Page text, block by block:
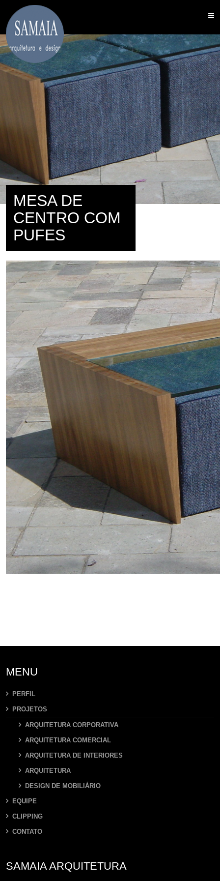
MESA DE
CENTRO COM
PUFES
MENU
PERFIL
PROJETOS
ARQUITETURA CORPORATIVA
ARQUITETURA COMERCIAL
ARQUITETURA DE INTERIORES
ARQUITETURA
DESIGN DE MOBILIÁRIO
EQUIPE
CLIPPING
CONTATO
SAMAIA ARQUITETURA